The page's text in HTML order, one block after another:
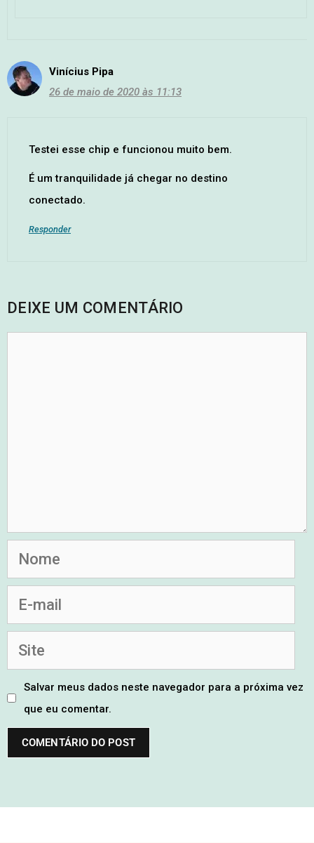
Vinícius Pipa
26 de maio de 2020 às 11:13
Testei esse chip e funcionou muito bem.
É um tranquilidade já chegar no destino
conectado.
Responder
DEIXE UM COMENTÁRIO
Salvar meus dados neste navegador para a próxima vez
que eu comentar.